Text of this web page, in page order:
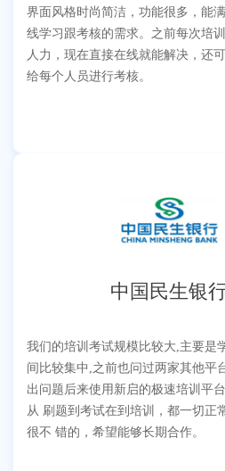
界面风格时尚简洁，功能很多，能
线学习跟考核的需求。之前每次培
人力，现在直接在线就能解决，还
给每个人员进行考核。
中国民生银
我们的培训考试规模比较大,主要是
间比较集中,之前也问过两家其他平
出问题后来使用新启的极速培训平
从 刷题到考试在到培训，都一切正
很不 错的，希望能够长期合作。